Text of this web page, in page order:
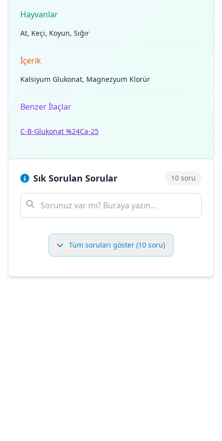
Hayvanlar
At, Keçi, Koyun, Sığır
İçerik
Kalsiyum Glukonat, Magnezyum Klorür
Benzer İlaçlar
C-B-Glukonat %24Ca-25
Sık Sorulan Sorular 10 soru
Tüm soruları göster (10 soru)